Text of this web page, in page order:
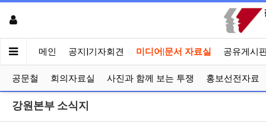
메인 공지|기자회견 미디어|문서 자료실 공유게시
공문철 회의자료실 사진과 함께 보는 투쟁 홍보선전자료
강원본부 소식지